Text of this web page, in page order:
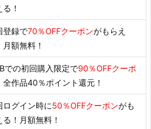
！
登録で70％OFFクーポンがもらえ
月額無料！
での初回購入限定で90％OFFクーポ
全作品40％ポイント還元！
ログイン時に50％OFFクーポンがも
る！月額無料！